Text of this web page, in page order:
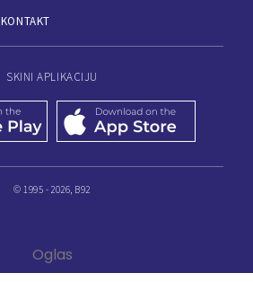
KONTAKT
SKINI APLIKACIJU
© 1995 - 2026, B92